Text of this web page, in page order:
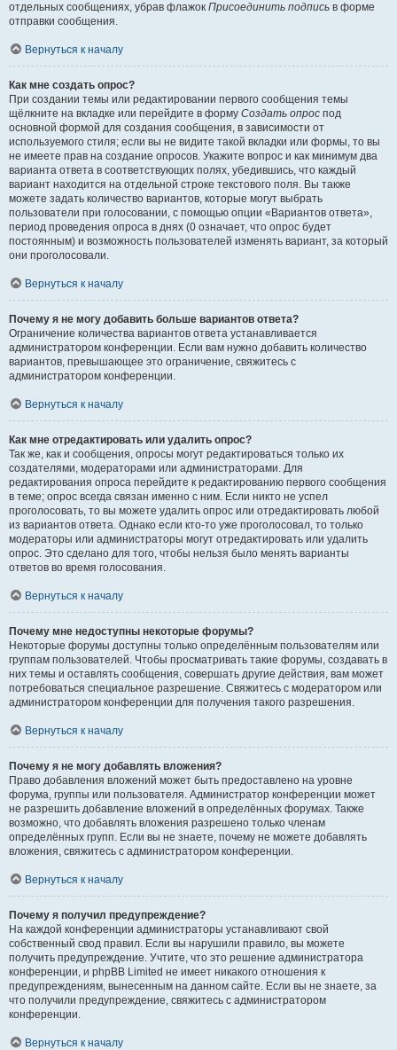
отдельных сообщениях, убрав флажок Присоединить подпись в форме
отправки сообщения.
Вернуться к началу
Как мне создать опрос?
При создании темы или редактировании первого сообщения темы
щёлкните на вкладке или перейдите в форму Создать опрос под
основной формой для создания сообщения, в зависимости от
используемого стиля; если вы не видите такой вкладки или формы, то вы
не имеете прав на создание опросов. Укажите вопрос и как минимум два
варианта ответа в соответствующих полях, убедившись, что каждый
вариант находится на отдельной строке текстового поля. Вы также
можете задать количество вариантов, которые могут выбрать
пользователи при голосовании, с помощью опции «Вариантов ответа»,
период проведения опроса в днях (0 означает, что опрос будет
постоянным) и возможность пользователей изменять вариант, за который
они проголосовали.
Вернуться к началу
Почему я не могу добавить больше вариантов ответа?
Ограничение количества вариантов ответа устанавливается
администратором конференции. Если вам нужно добавить количество
вариантов, превышающее это ограничение, свяжитесь с
администратором конференции.
Вернуться к началу
Как мне отредактировать или удалить опрос?
Так же, как и сообщения, опросы могут редактироваться только их
создателями, модераторами или администраторами. Для
редактирования опроса перейдите к редактированию первого сообщения
в теме; опрос всегда связан именно с ним. Если никто не успел
проголосовать, то вы можете удалить опрос или отредактировать любой
из вариантов ответа. Однако если кто-то уже проголосовал, то только
модераторы или администраторы могут отредактировать или удалить
опрос. Это сделано для того, чтобы нельзя было менять варианты
ответов во время голосования.
Вернуться к началу
Почему мне недоступны некоторые форумы?
Некоторые форумы доступны только определённым пользователям или
группам пользователей. Чтобы просматривать такие форумы, создавать в
них темы и оставлять сообщения, совершать другие действия, вам может
потребоваться специальное разрешение. Свяжитесь с модератором или
администратором конференции для получения такого разрешения.
Вернуться к началу
Почему я не могу добавлять вложения?
Право добавления вложений может быть предоставлено на уровне
форума, группы или пользователя. Администратор конференции может
не разрешить добавление вложений в определённых форумах. Также
возможно, что добавлять вложения разрешено только членам
определённых групп. Если вы не знаете, почему не можете добавлять
вложения, свяжитесь с администратором конференции.
Вернуться к началу
Почему я получил предупреждение?
На каждой конференции администраторы устанавливают свой
собственный свод правил. Если вы нарушили правило, вы можете
получить предупреждение. Учтите, что это решение администратора
конференции, и phpBB Limited не имеет никакого отношения к
предупреждениям, вынесенным на данном сайте. Если вы не знаете, за
что получили предупреждение, свяжитесь с администратором
конференции.
Вернуться к началу